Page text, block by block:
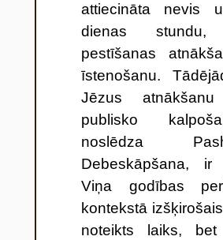
attiecināta nevis
dienas
pestīšanas
īstenošanu.
Jēzus
publisko
noslēdza
Debeskāpšana,
Viņa godības
kontekstā
noteikts laiks,